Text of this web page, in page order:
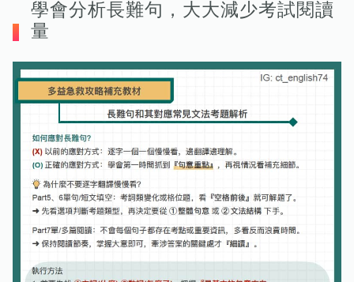
學會分析長難句，大大減少考試閱讀
量